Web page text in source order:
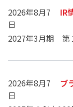
2026年8月7
日
IR
2027年3月期 第
2026年8月7
日
ブ